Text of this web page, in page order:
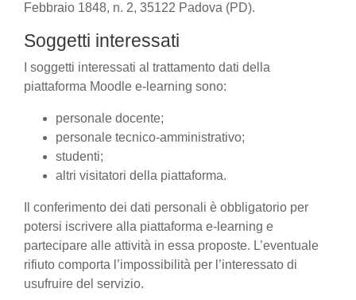
Febbraio 1848, n. 2, 35122 Padova (PD).
Soggetti interessati
I soggetti interessati al trattamento dati della
piattaforma Moodle e-learning sono:
personale docente;
personale tecnico-amministrativo;
studenti;
altri visitatori della piattaforma.
Il conferimento dei dati personali è obbligatorio per
potersi iscrivere alla piattaforma e-learning e
partecipare alle attività in essa proposte. L’eventuale
rifiuto comporta l’impossibilità per l’interessato di
usufruire del servizio.